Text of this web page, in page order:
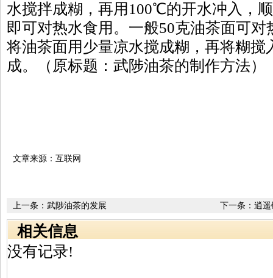
水搅拌成糊，再用100℃的开水冲入，
即可对热水食用。一般50克油茶面可对
将油茶面用少量凉水搅成糊，再将糊搅
成。（原标题：武陟油茶的制作方法）
文章来源：互联网
下一条： 逍遥
上一条： 武陟油茶的发展
相关信息
没有记录!